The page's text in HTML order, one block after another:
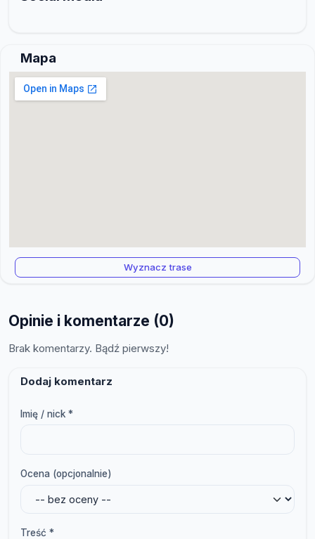
Mapa
Wyznacz trase
Opinie i komentarze (0)
Brak komentarzy. Bądź pierwszy!
Dodaj komentarz
Imię / nick *
Ocena (opcjonalnie)
Treść *